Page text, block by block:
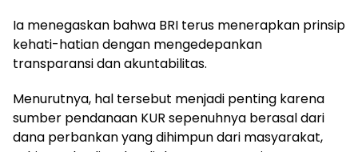
Ia menegaskan bahwa BRI terus menerapkan prinsip
kehati-hatian dengan mengedepankan
transparansi dan akuntabilitas.
Menurutnya, hal tersebut menjadi penting karena
sumber pendanaan KUR sepenuhnya berasal dari
dana perbankan yang dihimpun dari masyarakat,